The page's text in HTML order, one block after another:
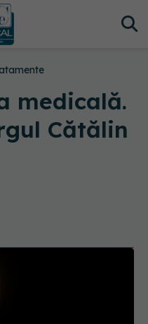
medicală.
Cătălin